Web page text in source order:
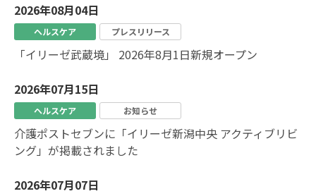
2026年08月04日
ヘルスケア プレスリリース
「イリーゼ武蔵境」 2026年8月1日新規オープン
2026年07月15日
ヘルスケア お知らせ
介護ポストセブンに「イリーゼ新潟中央 アクティブリビ
ング」が掲載されました
2026年07月07日